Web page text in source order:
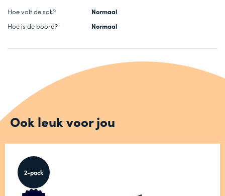
Hoe valt de sok?
Normaal
Hoe is de boord?
Normaal
Ook leuk voor jou
2-pack